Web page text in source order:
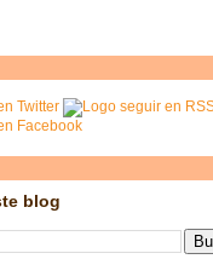
blog